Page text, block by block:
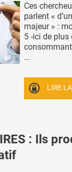
Ces
parlent «
majeur » :
5 -ici de plus
...
LIRE
: Ils